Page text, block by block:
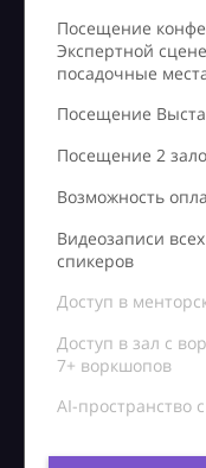
Посещение
Экспертной
посадочные
Посещение
Посещение 2
Возможность
Видеозаписи
спикеров
Доступ в
Доступ в зал с
7+ воркшопов
AI-пространство